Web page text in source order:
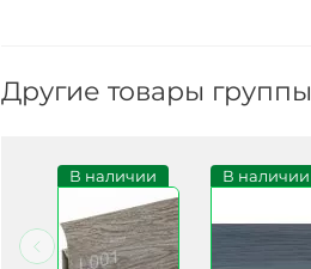
Другие товары группы
В наличии В наличии